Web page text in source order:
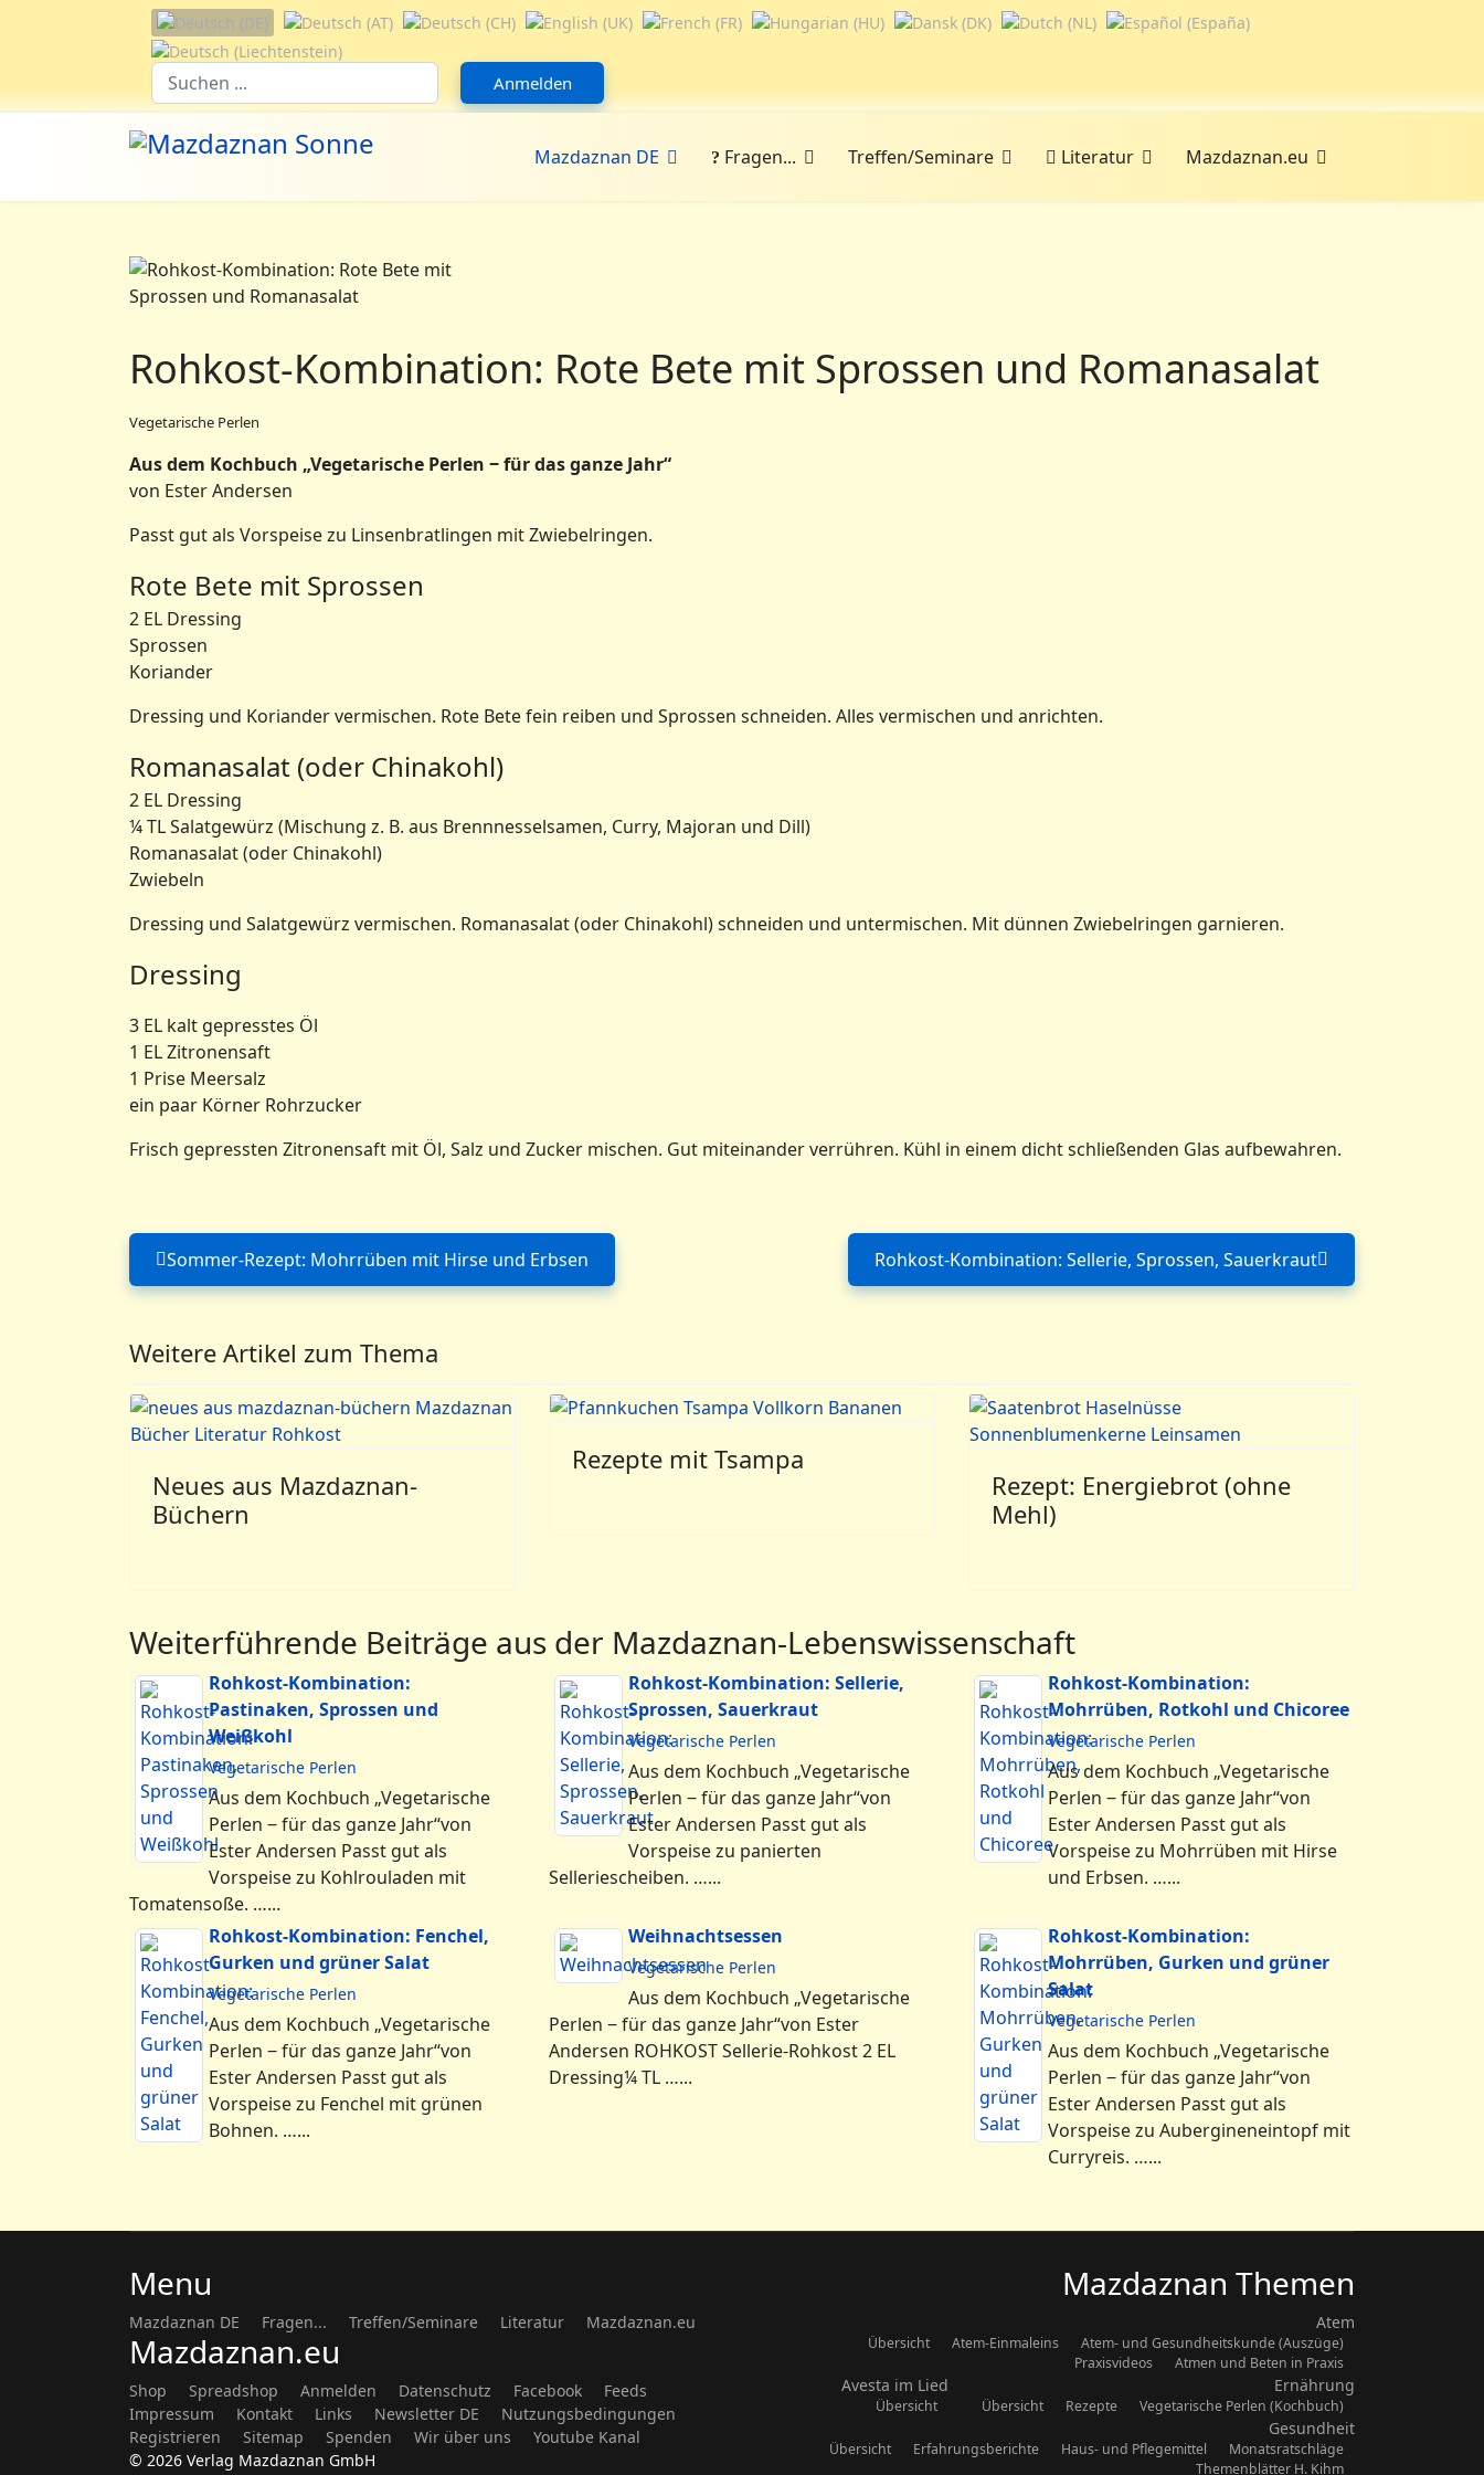
Sprache auswählen
Suchfeld
Anmelden
Mazdaznan DE Fragen... Treffen/Seminare Literatur Mazdaznan.eu
Rohkost-Kombination: Rote Bete mit Sprossen und Romanasalat
Vegetarische Perlen
Aus dem Kochbuch „Vegetarische Perlen ‒ für das ganze Jahr“
von Ester Andersen
Passt gut als Vorspeise zu Linsenbratlingen mit Zwiebelringen.
Rote Bete mit Sprossen
2 EL Dressing
Sprossen
Koriander
Dressing und Koriander vermischen. Rote Bete fein reiben und Sprossen schneiden. Alles vermischen und anrichten.
Romanasalat (oder Chinakohl)
2 EL Dressing
¼ TL Salatgewürz (Mischung z. B. aus Brennnesselsamen, Curry, Majoran und Dill)
Romanasalat (oder Chinakohl)
Zwiebeln
Dressing und Salatgewürz vermischen. Romanasalat (oder Chinakohl) schneiden und untermischen. Mit dünnen Zwiebelringen garnieren.
Dressing
3 EL kalt gepresstes Öl
1 EL Zitronensaft
1 Prise Meersalz
ein paar Körner Rohrzucker
Frisch gepressten Zitronensaft mit Öl, Salz und Zucker mischen. Gut miteinander verrühren. Kühl in einem dicht schließenden Glas aufbewahren.
Vorheriger Beitrag: Sommer-Rezept: Mohrrüben mit Hirse und Erbsen
Sommer-Rezept: Mohrrüben mit Hirse und Erbsen Nächster Beitrag: Rohkost-Kombination:
Rohkost-Kombination: Sellerie, Sprossen, Sauerkraut
Weitere Artikel zum Thema
Neues aus Mazdaznan-
Büchern
Rezepte mit Tsampa
Rezept: Energiebrot (ohne
Mehl)
Weiterführende Beiträge aus der Mazdaznan-Lebenswissenschaft
Rohkost-Kombination:
Pastinaken, Sprossen und
Weißkohl
Vegetarische Perlen
Aus dem Kochbuch „Vegetarische
Perlen ‒ für das ganze Jahr“von
Ester Andersen Passt gut als
Vorspeise zu Kohlrouladen mit
Tomatensoße. …...
Rohkost-Kombination: Sellerie,
Sprossen, Sauerkraut
Vegetarische Perlen
Aus dem Kochbuch „Vegetarische
Perlen ‒ für das ganze Jahr“von
Ester Andersen Passt gut als
Vorspeise zu panierten
Selleriescheiben. …...
Rohkost-Kombination:
Mohrrüben, Rotkohl und Chicoree
Vegetarische Perlen
Aus dem Kochbuch „Vegetarische
Perlen ‒ für das ganze Jahr“von
Ester Andersen Passt gut als
Vorspeise zu Mohrrüben mit Hirse
und Erbsen. …...
Rohkost-Kombination: Fenchel,
Gurken und grüner Salat
Vegetarische Perlen
Aus dem Kochbuch „Vegetarische
Perlen ‒ für das ganze Jahr“von
Ester Andersen Passt gut als
Vorspeise zu Fenchel mit grünen
Bohnen. …...
Weihnachtsessen
Vegetarische Perlen
Aus dem Kochbuch „Vegetarische
Perlen ‒ für das ganze Jahr“von Ester
Andersen ROHKOST Sellerie-Rohkost 2 EL
Dressing¼ TL …...
Rohkost-Kombination:
Mohrrüben, Gurken und grüner
Salat
Vegetarische Perlen
Aus dem Kochbuch „Vegetarische
Perlen ‒ für das ganze Jahr“von
Ester Andersen Passt gut als
Vorspeise zu Aubergineneintopf mit
Curryreis. …...
Menu
Mazdaznan DE Fragen... Treffen/Seminare Literatur Mazdaznan.eu
Mazdaznan.eu
Shop Spreadshop Anmelden Datenschutz Facebook
Feeds
Impressum
Kontakt Links Newsletter DE
Nutzungsbedingungen
Registrieren
Sitemap Spenden Wir über uns
Youtube Kanal
© 2026 Verlag Mazdaznan GmbH
Mazdaznan Themen
Atem
Übersicht Atem-Einmaleins
Atem- und Gesundheitskunde (Auszüge)
Praxisvideos
Atmen und Beten in Praxis
Avesta im Lied
Übersicht
Ernährung
Übersicht Rezepte Vegetarische Perlen (Kochbuch)
Gesundheit
Übersicht Erfahrungsberichte Haus- und Pflegemittel
Monatsratschläge
Themenblätter H. Kihm